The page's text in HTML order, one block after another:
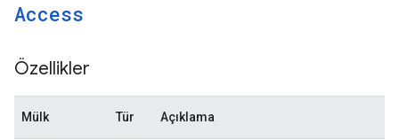
Access
Özellikler
Mülk Tür Açıklama